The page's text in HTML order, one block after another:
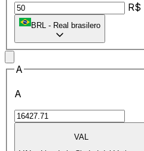
R$
BRL - Real brasilero
A
A
VAL